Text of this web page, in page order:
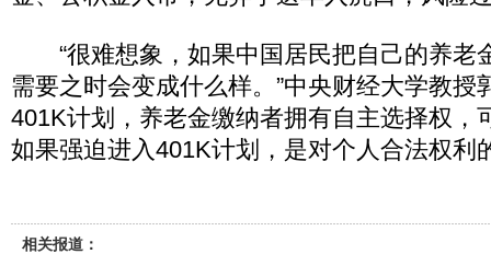
“很难想象，如果中国居民把自己的养老
需要之时会变成什么样。”中央财经大学教授
401K计划，养老金缴纳者拥有自主选择权，
如果强迫进入401K计划，是对个人合法权利
相关报道：